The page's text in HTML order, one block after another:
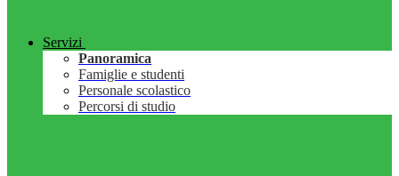
Servizi
Panoramica
Famiglie e studenti
Personale scolastico
Percorsi di studio